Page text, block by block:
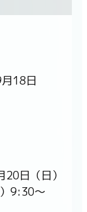
18日
日（日）
9:30〜